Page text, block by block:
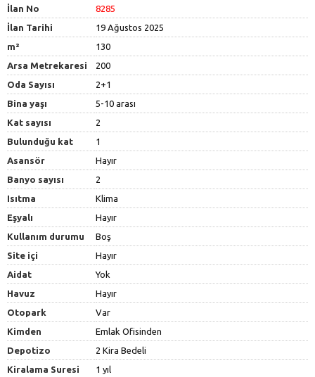
İlan No
8285
İlan Tarihi
19 Ağustos 2025
m²
130
Arsa Metrekaresi
200
Oda Sayısı
2+1
Bina yaşı
5-10 arası
Kat sayısı
2
Bulunduğu kat
1
Asansör
Hayır
Banyo sayısı
2
Isıtma
Klima
Eşyalı
Hayır
Kullanım durumu
Boş
Site içi
Hayır
Aidat
Yok
Havuz
Hayır
Otopark
Var
Kimden
Emlak Ofisinden
Depotizo
2 Kira Bedeli
Kiralama Suresi
1 yıl